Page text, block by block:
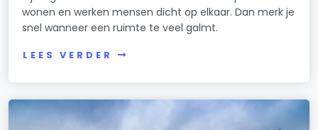
wonen en werken mensen dicht op elkaar. Dan merk je
snel wanneer een ruimte te veel galmt.
LEES VERDER